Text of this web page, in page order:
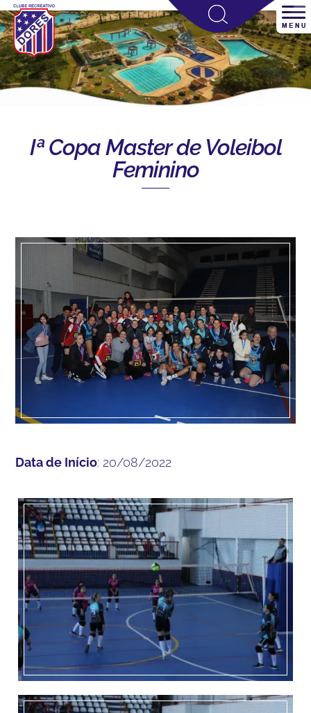
Iª Copa Master de Voleibol
Feminino
Data de Início: 20/08/2022